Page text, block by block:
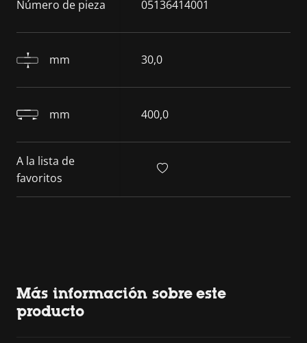
Número de pieza 05136414001
mm 30,0
mm 400,0
A la lista de
favoritos
Más información sobre este
producto